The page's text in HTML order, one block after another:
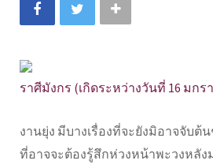
ราศีมังกร (เกิดระหว่างวันที่ 16 มก
งานยุ่ง มีบางเรื่องที่จะยังมิอาจจับต้
ที่อาจจะต้องรู้สึกห่วงหน้าพะวงหลัง